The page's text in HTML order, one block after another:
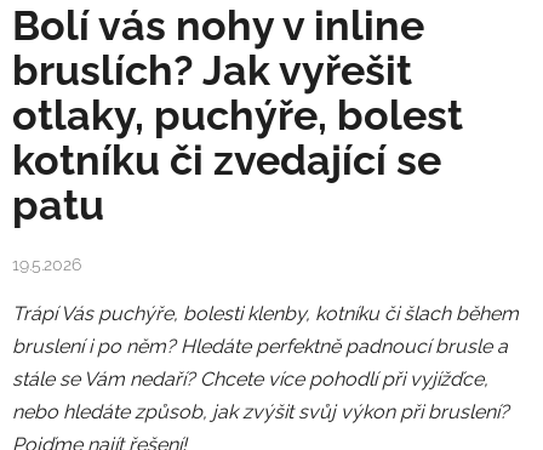
Bolí vás nohy v inline
bruslích? Jak vyřešit
otlaky, puchýře, bolest
kotníku či zvedající se
patu
19.5.2026
Trápí Vás puchýře, bolesti klenby, kotníku či šlach během
bruslení i po něm? Hledáte perfektně padnoucí brusle a
stále se Vám nedaří? Chcete více pohodlí při vyjížďce,
nebo hledáte způsob, jak zvýšit svůj výkon při bruslení?
Pojďme najít řešení!